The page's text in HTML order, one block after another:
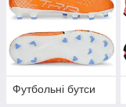
Футбольні бутси